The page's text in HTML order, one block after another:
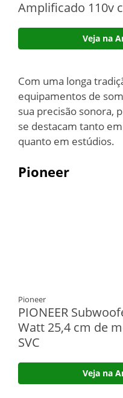
Amplificado 110v
Veja na
Com uma longa
equipamentos de
sua precisão sonora,
se destacam tanto
quanto em estúdios.
Pioneer
Pioneer
PIONEER
Watt 25,4 cm de
SVC
Veja na